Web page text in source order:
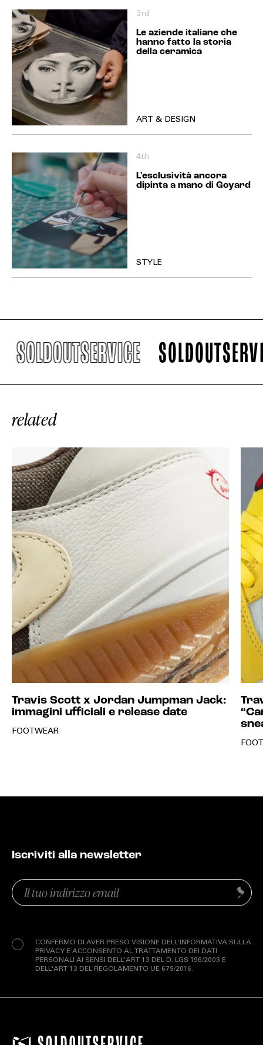
3rd
Le aziende italiane che
hanno fatto la storia
della ceramica
ART & DESIGN
4th
L'esclusività ancora
dipinta a mano di Goyard
STYLE
SOLDOUTSERVICE
related
Travis Scott x Jordan Jumpman Jack:
immagini ufficiali e release date
FOOTWEAR
Iscriviti alla newsletter
Email
(Obbligatorio)
CONFERMO DI AVER PRESO VISIONE DELL'INFORMATIVA SULLA
PRIVACY E ACCONSENTO AL TRATTAMENTO DEI DATI
PERSONALI AI SENSI DELL'ART 13 DEL D. LGS 196/2003 E
DELL'ART 13 DEL REGOLAMENTO UE 679/2016.
Invia